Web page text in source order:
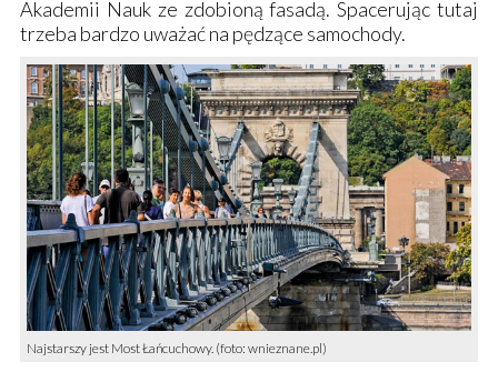
Akademii Naukze zdobioną fasadą. Spacerując tutaj
trzeba bardzo uważać na pędzące samochody.
Najstarszy jest Most Łańcuchowy. (foto: wnieznane.pl)